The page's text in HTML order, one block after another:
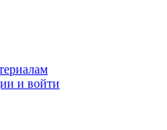
и войти